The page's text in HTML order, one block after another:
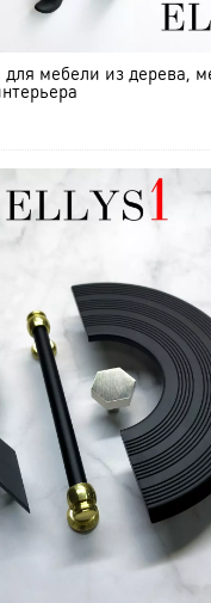
мебели из дерева,